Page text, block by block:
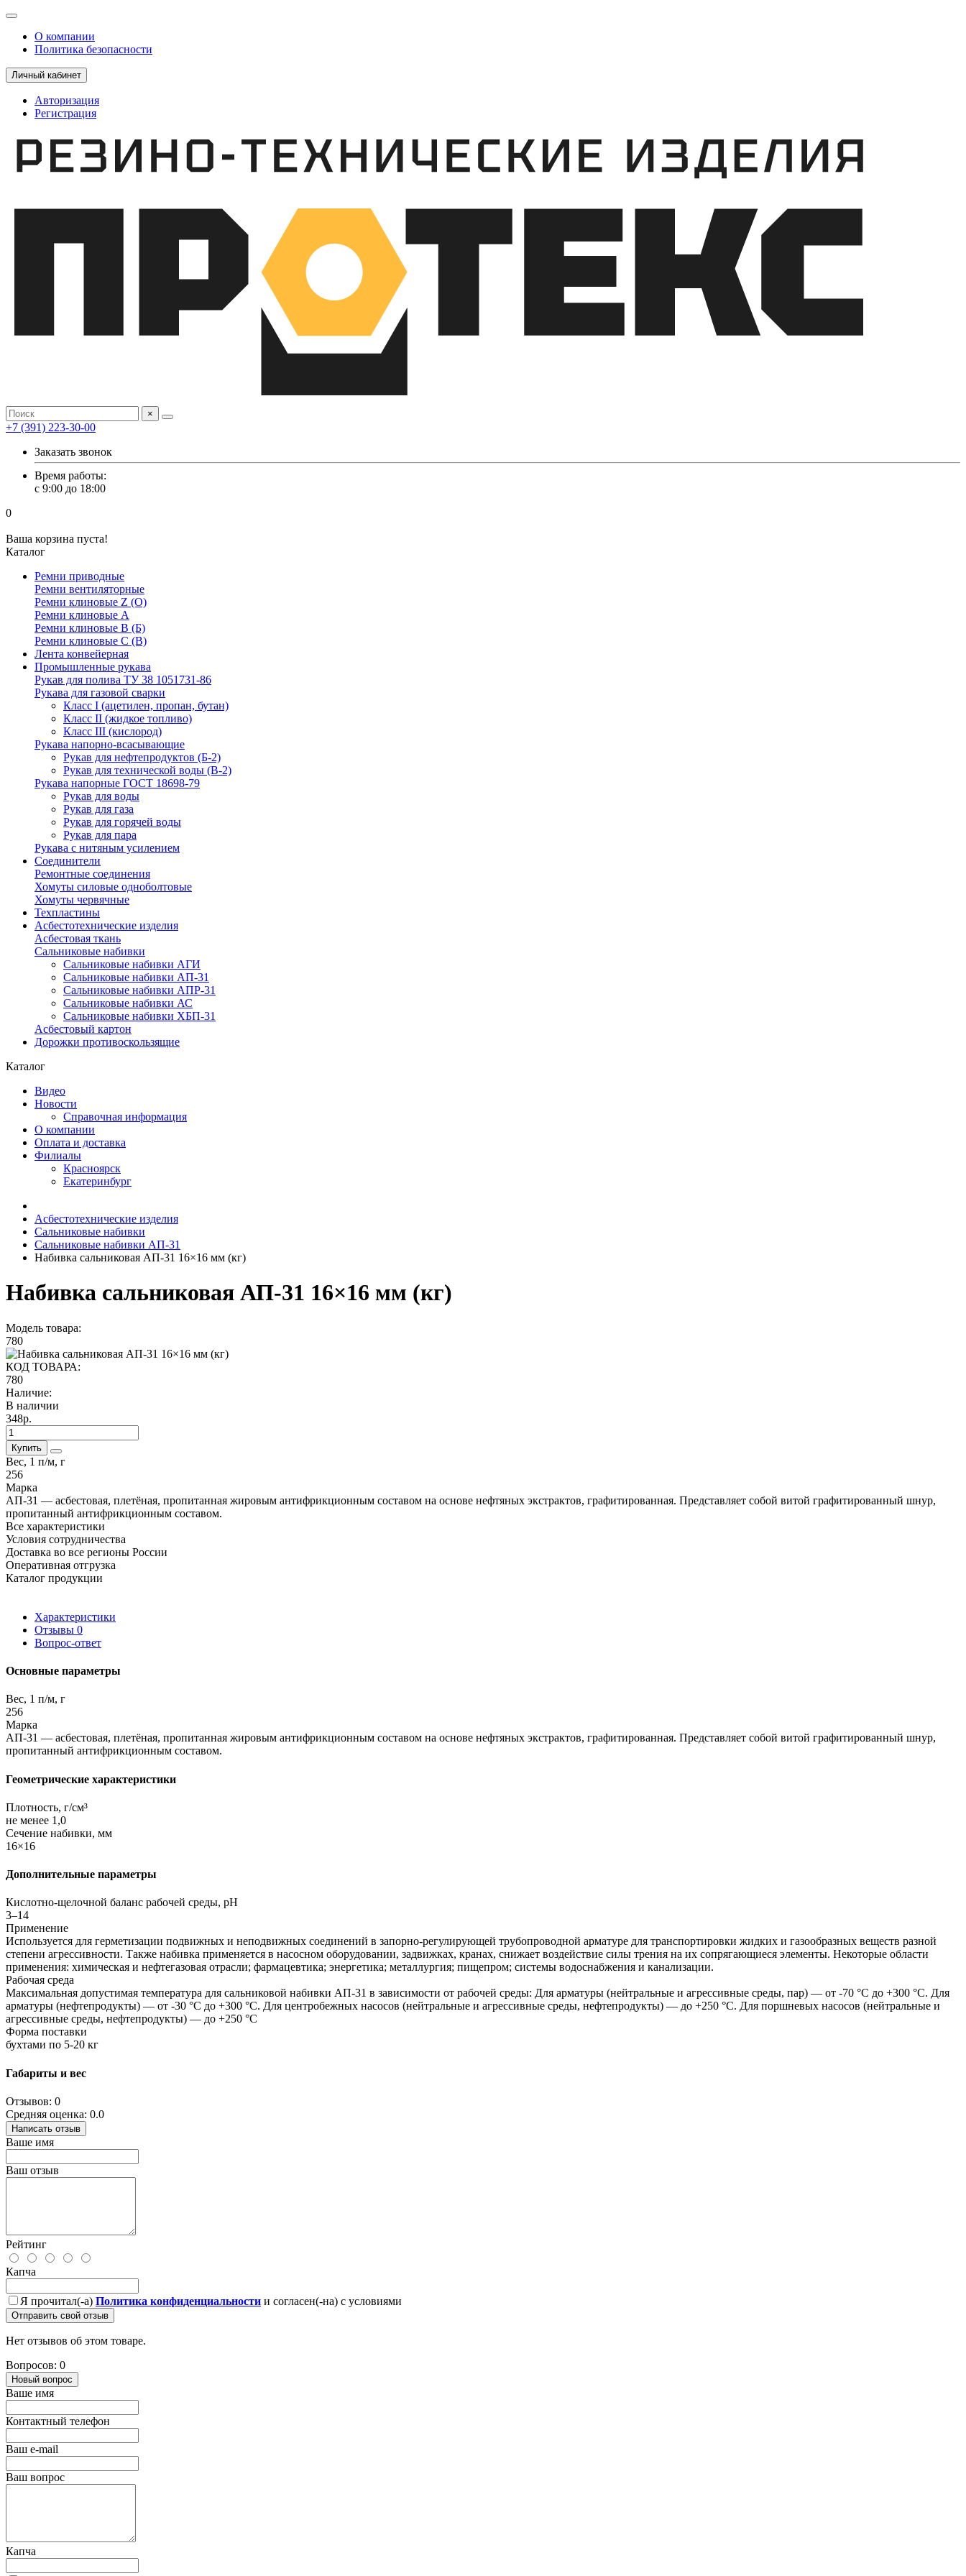
О компании
Политика безопасности
Личный кабинет
Авторизация
Регистрация
×
+7 (391) 223-30-00
Заказать звонок
Время работы:
с 9:00 до 18:00
0
Ваша корзина пуста!
Каталог
Ремни приводные
Ремни вентиляторные
Ремни клиновые Z (О)
Ремни клиновые А
Ремни клиновые В (Б)
Ремни клиновые С (В)
Лента конвейерная
Промышленные рукава
Рукав для полива ТУ 38 1051731-86
Рукава для газовой сварки
Класс I (ацетилен, пропан, бутан)
Класс II (жидкое топливо)
Класс III (кислород)
Рукава напорно-всасывающие
Рукав для нефтепродуктов (Б-2)
Рукав для технической воды (В-2)
Рукава напорные ГОСТ 18698-79
Рукав для воды
Рукав для газа
Рукав для горячей воды
Рукав для пара
Рукава с нитяным усилением
Соединители
Ремонтные соединения
Хомуты силовые одноболтовые
Хомуты червячные
Техпластины
Асбестотехнические изделия
Асбестовая ткань
Сальниковые набивки
Сальниковые набивки АГИ
Сальниковые набивки АП-31
Сальниковые набивки АПР-31
Сальниковые набивки АС
Сальниковые набивки ХБП-31
Асбестовый картон
Дорожки противоскользящие
Каталог
Видео
Новости
Справочная информация
О компании
Оплата и доставка
Филиалы
Красноярск
Екатеринбург
Асбестотехнические изделия
Сальниковые набивки
Сальниковые набивки АП-31
Набивка сальниковая АП-31 16×16 мм (кг)
Набивка сальниковая АП-31 16×16 мм (кг)
Модель товара:
780
КОД ТОВАРА:
780
Наличие:
В наличии
348р.
Купить
Вес, 1 п/м, г
256
Марка
АП-31 — асбестовая, плетёная, пропитанная жировым антифрикционным составом на основе нефтяных экстрактов, графитированная. Представляет собой витой графитированный шнур,
пропитанный антифрикционным составом.
Все характеристики
Условия сотрудничества
Доставка во все регионы России
Оперативная отгрузка
Каталог продукции
Характеристики
Отзывы 0
Вопрос-ответ
Основные параметры
Вес, 1 п/м, г
256
Марка
АП-31 — асбестовая, плетёная, пропитанная жировым антифрикционным составом на основе нефтяных экстрактов, графитированная. Представляет собой витой графитированный шнур,
пропитанный антифрикционным составом.
Геометрические характеристики
Плотность, г/см³
не менее 1,0
Сечение набивки, мм
16×16
Дополнительные параметры
Кислотно-щелочной баланс рабочей среды, pH
3–14
Применение
Используется для герметизации подвижных и неподвижных соединений в запорно-регулирующей трубопроводной арматуре для транспортировки жидких и газообразных веществ разной
степени агрессивности. Также набивка применяется в насосном оборудовании, задвижках, кранах, снижает воздействие силы трения на их сопрягающиеся элементы. Некоторые области
применения: химическая и нефтегазовая отрасли; фармацевтика; энергетика; металлургия; пищепром; системы водоснабжения и канализации.
Рабочая среда
Максимальная допустимая температура для сальниковой набивки АП-31 в зависимости от рабочей среды: Для арматуры (нейтральные и агрессивные среды, пар) — от -70 °С до +300 °С. Для
арматуры (нефтепродукты) — от -30 °С до +300 °С. Для центробежных насосов (нейтральные и агрессивные среды, нефтепродукты) — до +250 °С. Для поршневых насосов (нейтральные и
агрессивные среды, нефтепродукты) — до +250 °С
Форма поставки
бухтами по 5-20 кг
Габариты и вес
Отзывов: 0
Средняя оценка: 0.0
Написать отзыв
Ваше имя
Ваш отзыв
Рейтинг
Капча
Я прочитал(-а) Политика конфиденциальности и согласен(-на) с условиями
Отправить свой отзыв
Нет отзывов об этом товаре.
Вопросов: 0
Новый вопрос
Ваше имя
Контактный телефон
Ваш e-mail
Ваш вопрос
Капча